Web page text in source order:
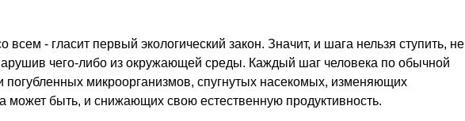
всем - гласит первый экологический закон. Значит, и шага нельзя ступить, не
чего-либо из окружающей среды. Каждый шаг человека по обычной
погубленных микроорганизмов, спугнутых насекомых, изменяющих
может быть, и снижающих свою естественную продуктивность.